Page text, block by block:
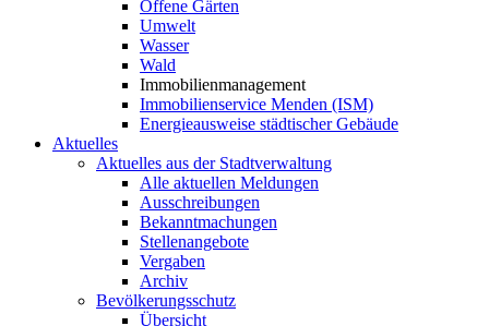
Offene Gärten
Umwelt
Wasser
Wald
Immobilienmanagement
Immobilienservice Menden (ISM)
Energieausweise städtischer Gebäude
Aktuelles
Aktuelles aus der Stadtverwaltung
Alle aktuellen Meldungen
Ausschreibungen
Bekanntmachungen
Stellenangebote
Vergaben
Archiv
Bevölkerungsschutz
Übersicht